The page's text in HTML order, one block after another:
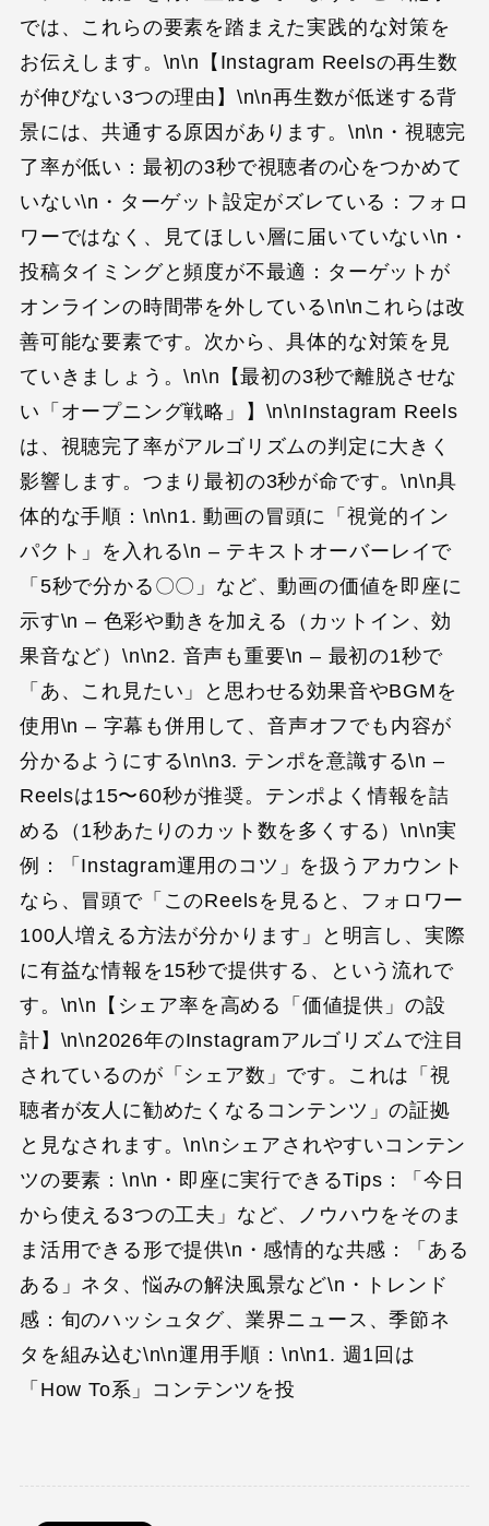
では、これらの要素を踏まえた実践的な対策を
お伝えします。\n\n【Instagram Reelsの再生数
が伸びない3つの理由】\n\n再生数が低迷する背
景には、共通する原因があります。\n\n・視聴完
了率が低い：最初の3秒で視聴者の心をつかめて
いない\n・ターゲット設定がズレている：フォロ
ワーではなく、見てほしい層に届いていない\n・
投稿タイミングと頻度が不最適：ターゲットが
オンラインの時間帯を外している\n\nこれらは改
善可能な要素です。次から、具体的な対策を見
ていきましょう。\n\n【最初の3秒で離脱させな
い「オープニング戦略」】\n\nInstagram Reels
は、視聴完了率がアルゴリズムの判定に大きく
影響します。つまり最初の3秒が命です。\n\n具
体的な手順：\n\n1. 動画の冒頭に「視覚的イン
パクト」を入れる\n – テキストオーバーレイで
「5秒で分かる〇〇」など、動画の価値を即座に
示す\n – 色彩や動きを加える（カットイン、効
果音など）\n\n2. 音声も重要\n – 最初の1秒で
「あ、これ見たい」と思わせる効果音やBGMを
使用\n – 字幕も併用して、音声オフでも内容が
分かるようにする\n\n3. テンポを意識する\n –
Reelsは15〜60秒が推奨。テンポよく情報を詰
める（1秒あたりのカット数を多くする）\n\n実
例：「Instagram運用のコツ」を扱うアカウント
なら、冒頭で「このReelsを見ると、フォロワー
100人増える方法が分かります」と明言し、実際
に有益な情報を15秒で提供する、という流れで
す。\n\n【シェア率を高める「価値提供」の設
計】\n\n2026年のInstagramアルゴリズムで注目
されているのが「シェア数」です。これは「視
聴者が友人に勧めたくなるコンテンツ」の証拠
と見なされます。\n\nシェアされやすいコンテン
ツの要素：\n\n・即座に実行できるTips：「今日
から使える3つの工夫」など、ノウハウをそのま
ま活用できる形で提供\n・感情的な共感：「ある
ある」ネタ、悩みの解決風景など\n・トレンド
感：旬のハッシュタグ、業界ニュース、季節ネ
タを組み込む\n\n運用手順：\n\n1. 週1回は
「How To系」コンテンツを投